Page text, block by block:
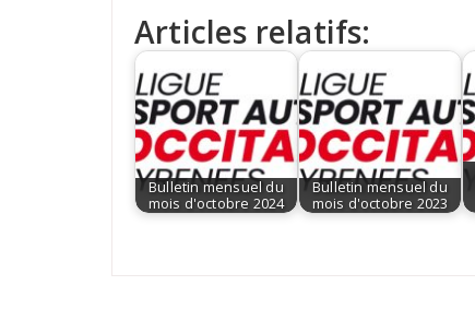
Articles relatifs:
Bulletin mensuel du
mois d'octobre 2024
Bulletin mensuel du
mois d'octobre 2023